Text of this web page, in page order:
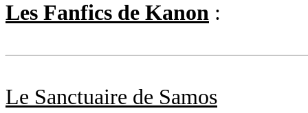
Les Fanfics de Kanon :
Le Sanctuaire de Samos